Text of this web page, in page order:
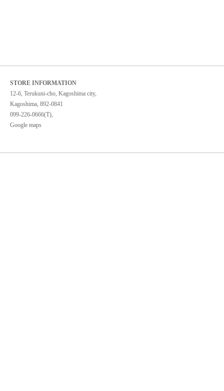
STORE INFORMATION
12-6, Terukuni-cho, Kagoshima city,
Kagoshima, 892-0841
099-226-0666(T),
Google maps